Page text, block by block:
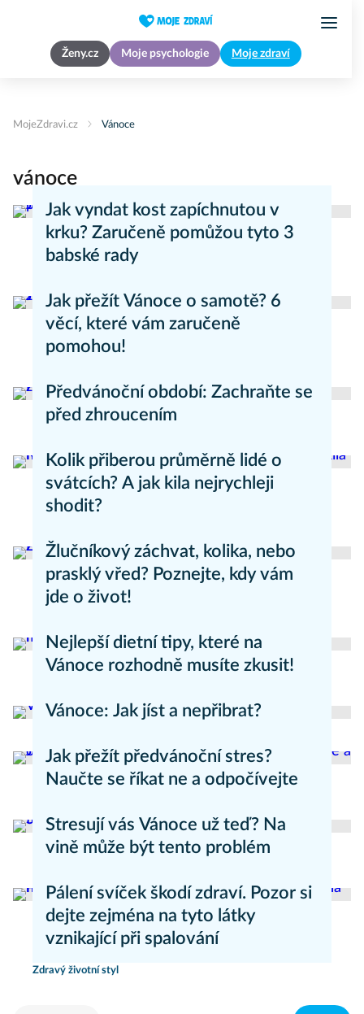
Ženy.cz Moje psychologie Moje zdraví
MojeZdravi.cz Vánoce
vánoce
Jak vyndat kost zapíchnutou v
krku? Zaručeně pomůžou tyto 3
babské rady
Jak přežít Vánoce o samotě? 6
věcí, které vám zaručeně
pomohou!
Předvánoční období: Zachraňte se
před zhroucením
Kolik přiberou průměrně lidé o
svátcích? A jak kila nejrychleji
shodit?
Žlučníkový záchvat, kolika, nebo
prasklý vřed? Poznejte, kdy vám
jde o život!
Nejlepší dietní tipy, které na
Vánoce rozhodně musíte zkusit!
Vánoce: Jak jíst a nepřibrat?
Jak přežít předvánoční stres?
Naučte se říkat ne a odpočívejte
Stresují vás Vánoce už teď? Na
vině může být tento problém
Pálení svíček škodí zdraví. Pozor si
dejte zejména na tyto látky
vznikající při spalování
Zdravý životní styl